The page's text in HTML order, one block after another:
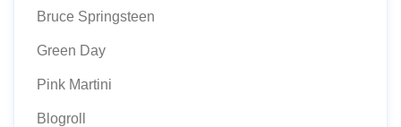
Bruce Springsteen
Green Day
Pink Martini
Blogroll